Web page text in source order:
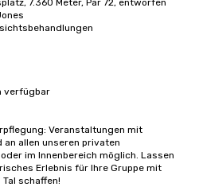
7.360 Meter, Par 72, entworfen
verfügbar
Veranstaltungen mit
allen unseren privaten
im Innenbereich möglich. Lassen
Erlebnis für Ihre Gruppe mit
schaffen!